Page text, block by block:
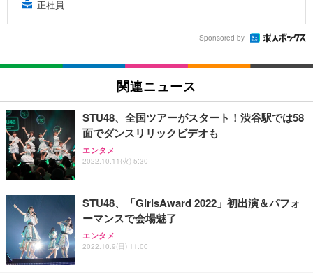
正社員
Sponsored by
関連ニュース
STU48、全国ツアーがスタート！渋谷駅では58
面でダンスリリックビデオも
エンタメ
2022.10.11(火) 5:30
STU48、「GirlsAward 2022」初出演＆パフォ
ーマンスで会場魅了
エンタメ
2022.10.9(日) 11:00